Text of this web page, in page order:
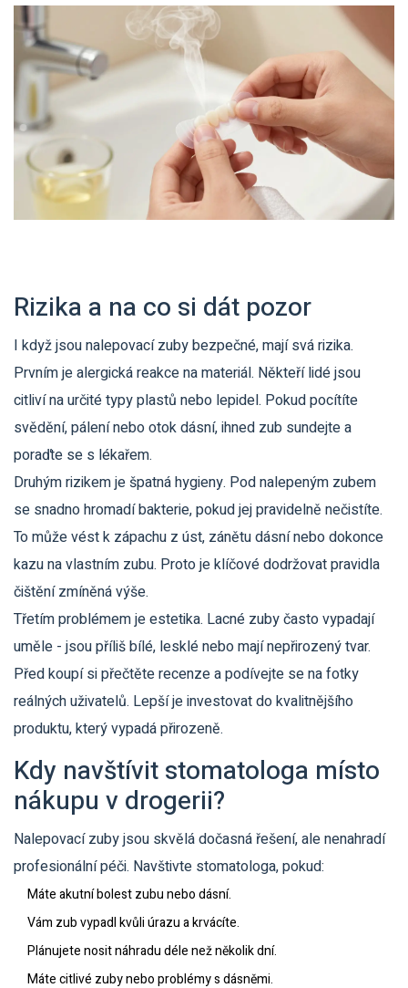
Rizika a na co si dát pozor
I když jsou nalepovací zuby bezpečné, mají svá rizika.
Prvním je alergická reakce na materiál. Někteří lidé jsou
citliví na určité typy plastů nebo lepidel. Pokud pocítíte
svědění, pálení nebo otok dásní, ihned zub sundejte a
poraďte se s lékařem.
Druhým rizikem je špatná hygieny. Pod nalepeným zubem
se snadno hromadí bakterie, pokud jej pravidelně nečistíte.
To může vést k zápachu z úst, zánětu dásní nebo dokonce
kazu na vlastním zubu. Proto je klíčové dodržovat pravidla
čištění zmíněná výše.
Třetím problémem je estetika. Lacné zuby často vypadají
uměle - jsou příliš bílé, lesklé nebo mají nepřirozený tvar.
Před koupí si přečtěte recenze a podívejte se na fotky
reálných uživatelů. Lepší je investovat do kvalitnějšího
produktu, který vypadá přirozeně.
Kdy navštívit stomatologa místo
nákupu v drogerii?
Nalepovací zuby jsou skvělá dočasná řešení, ale nenahradí
profesionální péči. Navštivte stomatologa, pokud:
Máte akutní bolest zubu nebo dásní.
Vám zub vypadl kvůli úrazu a krvácíte.
Plánujete nosit náhradu déle než několik dní.
Máte citlivé zuby nebo problémy s dásněmi.